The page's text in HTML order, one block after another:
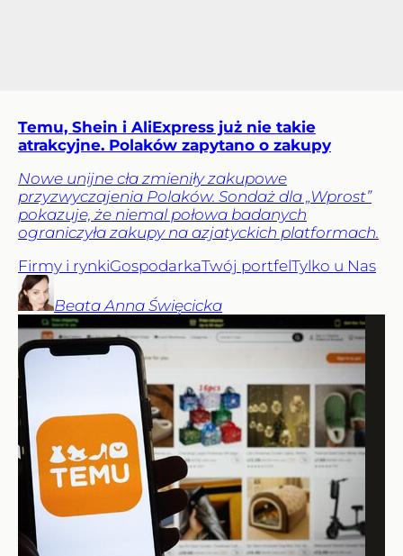
Temu, Shein i AliExpress już nie takie
atrakcyjne. Polaków zapytano o zakupy
Nowe unijne cła zmieniły zakupowe
przyzwyczajenia Polaków. Sondaż dla „Wprost”
pokazuje, że niemal połowa badanych
ograniczyła zakupy na azjatyckich platformach.
Firmy i rynkiGospodarkaTwój portfelTylko u Nas
Beata Anna Święcicka